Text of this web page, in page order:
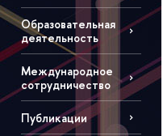
Образовательная
деятельность
Международное
сотрудничество
Публикации